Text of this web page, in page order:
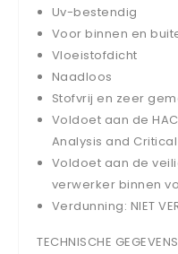
Uv-bestendig
Voor binnen en
Vloeistofdicht
Naadloos
Stofvrij en zeer
Voldoet aan de
Analysis and
Voldoet aan de
verwerker binnen
Verdunning: NIET
TECHNISCHE GEGEVENS